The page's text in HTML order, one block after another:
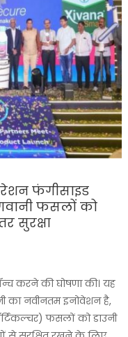
फंगीसाइड
फसलों को
सुरक्षा
करने की घोषणा की। यह
नवीनतम इनोवेशन है,
फसलों को डाउनी